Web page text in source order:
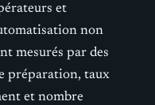
et
non
mesurés par des
préparation, taux
et nombre